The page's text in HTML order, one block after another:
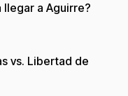
llegar a Aguirre?
vs. Libertad de